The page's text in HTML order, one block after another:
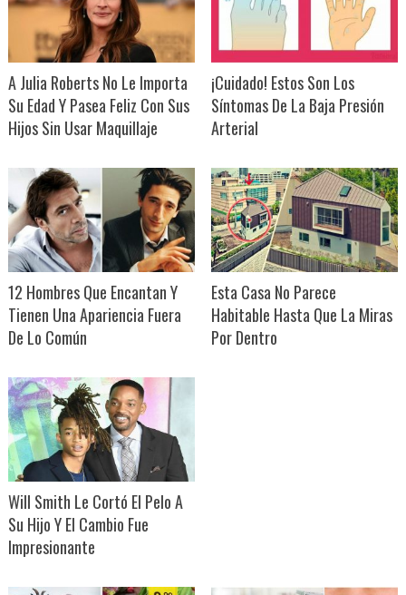
A Julia Roberts No Le Importa
Su Edad Y Pasea Feliz Con Sus
Hijos Sin Usar Maquillaje
¡Cuidado! Estos Son Los
Síntomas De La Baja Presión
Arterial
12 Hombres Que Encantan Y
Tienen Una Apariencia Fuera
De Lo Común
Esta Casa No Parece
Habitable Hasta Que La Miras
Por Dentro
Will Smith Le Cortó El Pelo A
Su Hijo Y El Cambio Fue
Impresionante